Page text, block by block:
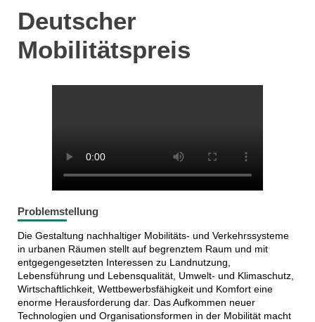
Deutscher
Mobilitätspreis
Problemstellung
Die Gestaltung nachhaltiger Mobilitäts- und Verkehrssysteme
in urbanen Räumen stellt auf begrenztem Raum und mit
entgegengesetzten Interessen zu Landnutzung,
Lebensführung und Lebensqualität, Umwelt- und Klimaschutz,
Wirtschaftlichkeit, Wettbewerbsfähigkeit und Komfort eine
enorme Herausforderung dar. Das Aufkommen neuer
Technologien und Organisationsformen in der Mobilität macht